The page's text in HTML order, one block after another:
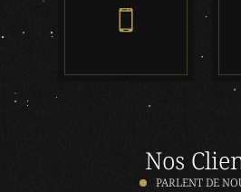
Nos
PARLENT DE